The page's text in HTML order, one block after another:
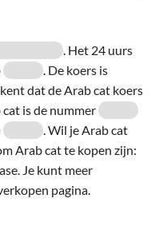
. Het 24 uurs
. De koers is
dat de Arab cat koers
cat is de nummer
. Wil je Arab cat
Arab cat te kopen zijn:
Je kunt meer
pagina.